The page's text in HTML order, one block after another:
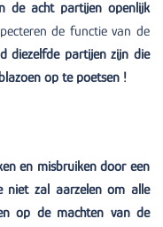
de acht partijen openlijk
de functie van de
diezelfde partijen zijn die
op te poetsen !
en misbruiken door een
niet zal aarzelen om alle
op de machten van de